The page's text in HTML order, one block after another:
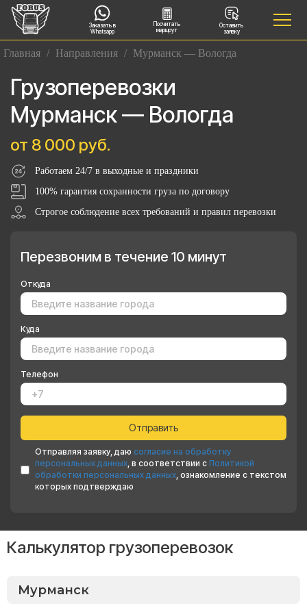
Заказать в
Whatsapp
Посчитать
маршрут
Оставить
заявку
Главная / Направления / Мурманск — Вологда
Грузоперевозки
Мурманск — Вологда
от 8 000 руб.
Работаем 24/7 в выходные и праздники
100% гарантия сохранности груза по договору
Строгое соблюдение всех требований и правил перевозки
Перезвоним в течение 10 минут
Откуда
Куда
Телефон
Отправляя заявку, даю согласие на обработку
персональных данных, в соответствии с Политикой
обработки персональных данных, ознакомление с текстом
которых подтверждаю
Калькулятор грузоперевозок